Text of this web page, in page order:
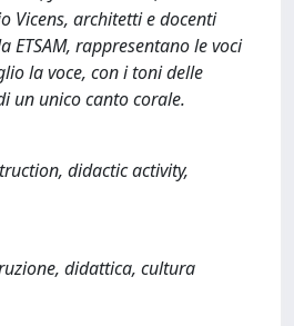
Vicens, architetti e docenti
rappresentano le voci
la voce, con i toni delle
un unico canto corale.
didactic activity,
didattica, cultura